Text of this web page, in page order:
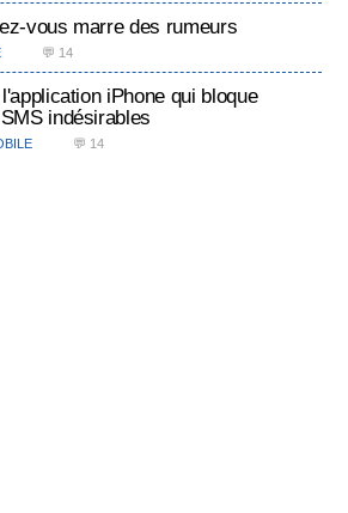
vous marre des rumeurs
💬 14
iPhone qui bloque
indésirables
💬 14